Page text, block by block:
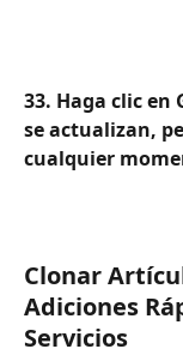
33. Haga clic en
se actualizan,
cualquier
Clonar
Adiciones
Servicios